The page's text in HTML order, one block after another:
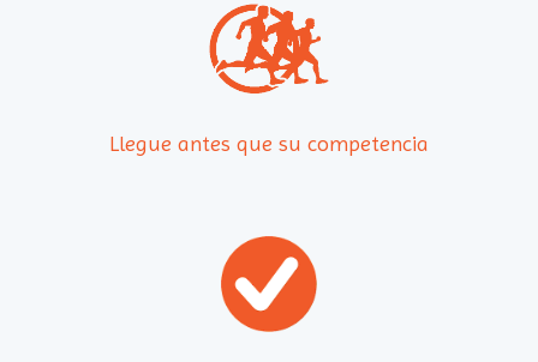
Llegue antes que su competencia